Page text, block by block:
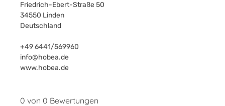
Friedrich-Ebert-Straße 50
34550 Linden
Deutschland
+49 6441/569960
info@hobea.de
www.hobea.de
0 von 0 Bewertungen